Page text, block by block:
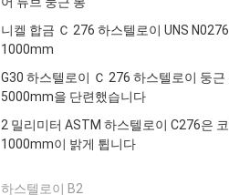
니켈 합금 Ｃ 276 하스텔로이 UNS
1000mm
G30 하스텔로이 Ｃ 276 하스텔로이 둥
5000mm을 단련했습니다
2 밀리미터 ASTM 하스텔로이 C276은
1000mm이 밝게 튑니다
하스텔로이 B2